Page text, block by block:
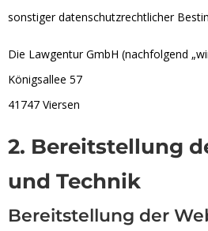
sonstiger datenschutzrechtlicher
Die Lawgentur GmbH (nachfolgend
Königsallee 57
41747 Viersen
2. Bereitstellung
und Technik
Bereitstellung der